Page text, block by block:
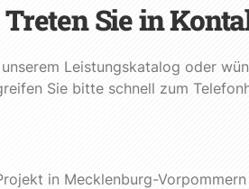
Sie in
Leistungskatalog oder
Sie bitte schnell zum
in Mecklenburg-